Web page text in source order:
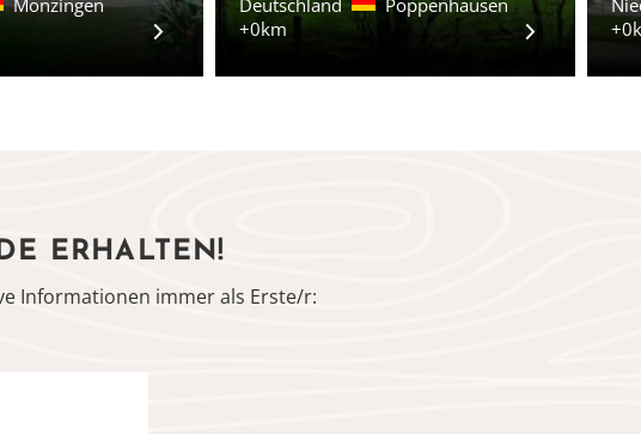
Monzingen
Deutschland
Poppenhausen
+0km
ERHALTEN!
Informationen immer als Erste/r: